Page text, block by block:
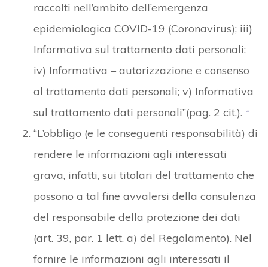
raccolti nell’ambito dell’emergenza
epidemiologica COVID-19 (Coronavirus); iii)
Informativa sul trattamento dati personali;
iv) Informativa – autorizzazione e consenso
al trattamento dati personali; v) Informativa
sul trattamento dati personali”(pag. 2 cit.). ↑
“L’obbligo (e le conseguenti responsabilità) di
rendere le informazioni agli interessati
grava, infatti, sui titolari del trattamento che
possono a tal fine avvalersi della consulenza
del responsabile della protezione dei dati
(art. 39, par. 1 lett. a) del Regolamento). Nel
fornire le informazioni agli interessati il